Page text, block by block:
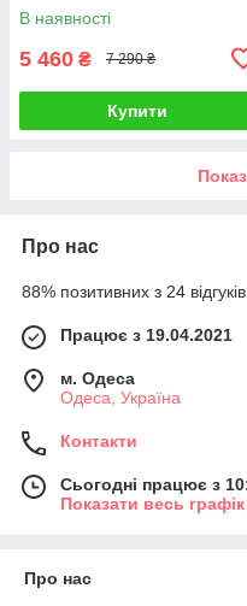
В наявності
5 460 ₴ 7 290 ₴
Купити
Про нас
88% позитивних з 24 відгуків
Працює з 19.04.2021
м. Одеса
Одеса, Україна
Контакти
Сьогодні працює з
Показати весь
Про нас